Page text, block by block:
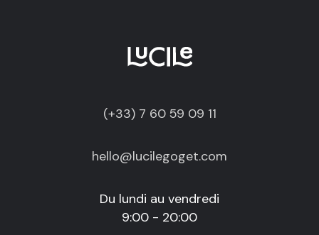
(+33) 7 60 59 09 11
hello@lucilegoget.com
Du lundi au vendredi
9:00 - 20:00